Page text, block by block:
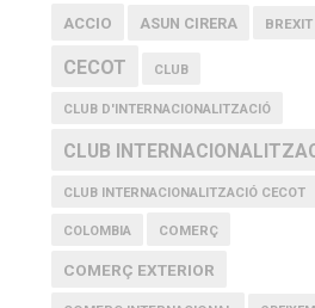
ACCIO ASUN CIRERA BREXIT
CECOT CLUB
CLUB D'INTERNACIONALITZACIÓ
CLUB
CLUB INTERNACIONALITZACIÓ CECOT
COLOMBIA COMERÇ
COMERÇ EXTERIOR